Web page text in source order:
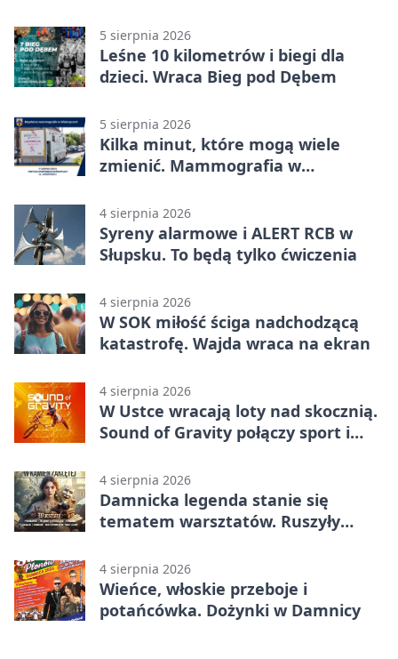
5 sierpnia 2026
Leśne 10 kilometrów i biegi dla
dzieci. Wraca Bieg pod Dębem
5 sierpnia 2026
Kilka minut, które mogą wiele
zmienić. Mammografia w
4 sierpnia 2026
Syreny alarmowe i ALERT RCB w
Słupsku. To będą tylko ćwiczenia
4 sierpnia 2026
W SOK miłość ściga nadchodzącą
katastrofę. Wajda wraca na ekran
4 sierpnia 2026
W Ustce wracają loty nad skocznią.
Sound of Gravity połączy sport i
4 sierpnia 2026
Damnicka legenda stanie się
tematem warsztatów. Ruszyły
4 sierpnia 2026
Wieńce, włoskie przeboje i
potańcówka. Dożynki w Damnicy